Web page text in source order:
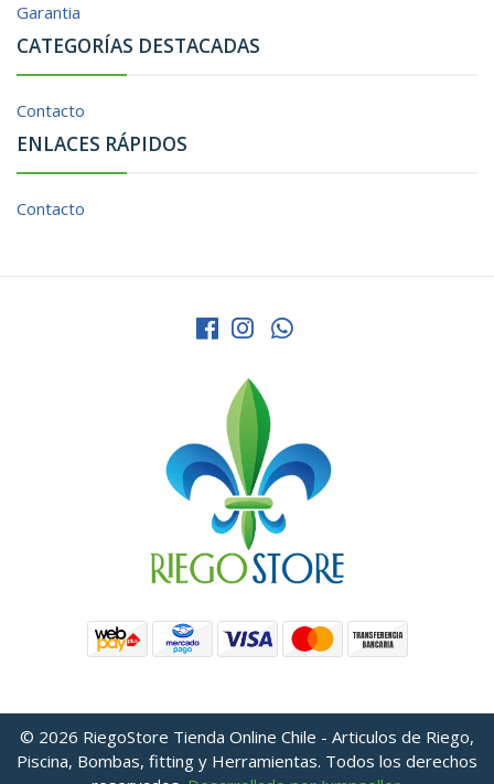
Garantia
CATEGORÍAS DESTACADAS
Contacto
ENLACES RÁPIDOS
Contacto
© 2026 RiegoStore Tienda Online Chile - Articulos de Riego,
Piscina, Bombas, fitting y Herramientas. Todos los derechos